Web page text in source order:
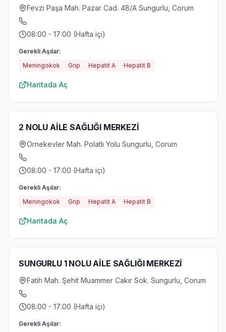
Fevzi Paşa Mah. Pazar Cad. 48/A Sungurlu, Corum
08:00 - 17:00 (Hafta içi)
Gerekli Aşılar:
Meningokok
Grip Hepatit A Hepatit B
Haritada Aç
2 NOLU AİLE SAĞLIĞI MERKEZİ
Ornekevler Mah. Polatlı Yolu Sungurlu, Corum
08:00 - 17:00 (Hafta içi)
Gerekli Aşılar:
Meningokok
Grip Hepatit A Hepatit B
Haritada Aç
SUNGURLU 1 NOLU AİLE SAĞLIĞI MERKEZİ
Fatih Mah. Şehit Muammer Cakır Sok. Sungurlu, Corum
08:00 - 17:00 (Hafta içi)
Gerekli Aşılar: